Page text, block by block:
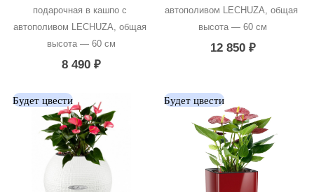
подарочная в кашпо с
автополивом LECHUZA, общая
высота — 60 см
8 490 ₽
автополивом LECHUZA, общая
высота — 60 см
12 850 ₽
Будет цвести Будет цвести